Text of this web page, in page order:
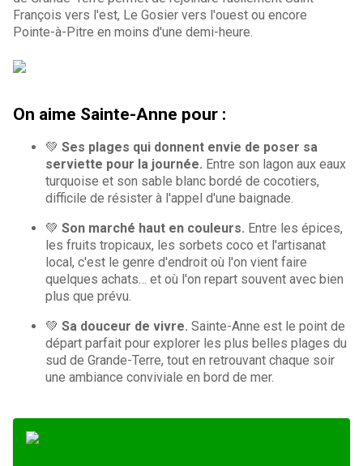
François vers l'est, Le Gosier vers l'ouest ou encore
Pointe-à-Pitre en moins d'une demi-heure.
On aime Sainte-Anne pour :
💚 Ses plages qui donnent envie de poser sa
serviette pour la journée. Entre son lagon aux eaux
turquoise et son sable blanc bordé de cocotiers,
difficile de résister à l'appel d'une baignade.
💚 Son marché haut en couleurs. Entre les épices,
les fruits tropicaux, les sorbets coco et l'artisanat
local, c'est le genre d'endroit où l'on vient faire
quelques achats… et où l'on repart souvent avec bien
plus que prévu.
💚 Sa douceur de vivre. Sainte-Anne est le point de
départ parfait pour explorer les plus belles plages du
sud de Grande-Terre, tout en retrouvant chaque soir
une ambiance conviviale en bord de mer.